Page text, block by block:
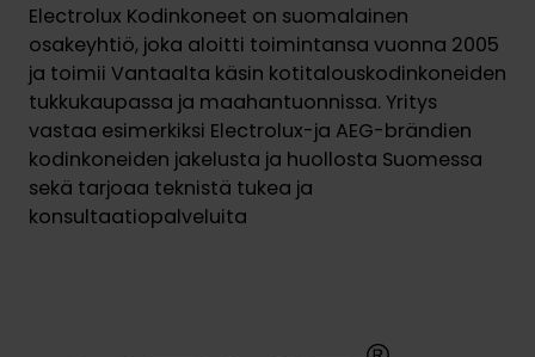
Electrolux Kodinkoneet on suomalainen
osakeyhtiö, joka aloitti toimintansa vuonna 2005
ja toimii Vantaalta käsin kotitalouskodinkoneiden
tukkukaupassa ja maahantuonnissa. Yritys
vastaa esimerkiksi Electrolux-ja AEG-brändien
kodinkoneiden jakelusta ja huollosta Suomessa
sekä tarjoaa teknistä tukea ja
konsultaatiopalveluita